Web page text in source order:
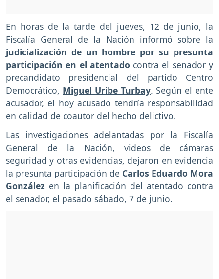
En horas de la tarde del jueves, 12 de junio, la
Fiscalía General de la Nación informó sobre la
judicialización de un hombre por su presunta
participación en el atentado contra el senador y
precandidato presidencial del partido Centro
Democrático, Miguel Uribe Turbay. Según el ente
acusador, el hoy acusado tendría responsabilidad
en calidad de coautor del hecho delictivo.
Las investigaciones adelantadas por la Fiscalía
General de la Nación, videos de cámaras
seguridad y otras evidencias, dejaron en evidencia
la presunta participación de Carlos Eduardo Mora
González en la planificación del atentado contra
el senador, el pasado sábado, 7 de junio.